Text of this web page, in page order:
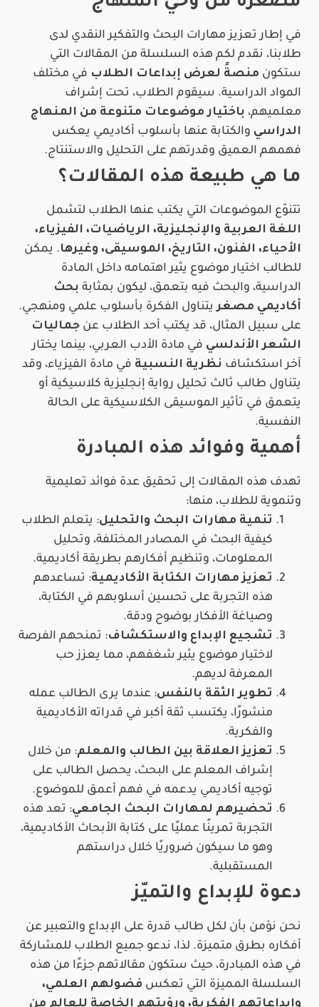
في إطار تعزيز مهارات البحث والتفكير النقدي لدى
طلابنا، نقدم لكم هذه السلسلة من المقالات التي
ستكون منصةً لعرض إبداعات الطلاب في مختلف
المواد الدراسية. سيقوم الطلاب، تحت إشراف
معلميهم، باختيار موضوعات متنوعة من المنهاج
الدراسي والكتابة عنها بأسلوب أكاديمي يعكس
فهمهم العميق وقدرتهم على التحليل والاستنتاج.
ما هي طبيعة هذه المقالات؟
تتنوّع الموضوعات التي يكتب عنها الطلاب لتشمل
اللغة العربية والإنجليزية، الرياضيات، الفيزياء،
الأحياء، الفنون، التاريخ، الموسيقى، وغيرها. يمكن
للطالب اختيار موضوع يثير اهتمامه داخل المادة
الدراسية، والبحث فيه بتعمق، ليكون بمثابة بحث
أكاديمي مصغريتناول الفكرة بأسلوب علمي ومنهجي.
على سبيل المثال، قد يكتب أحد الطلاب عن جماليات
الشعر الأندلسي في مادة الأدب العربي، بينما يختار
آخر استكشاف نظرية النسبية في مادة الفيزياء، وقد
يتناول طالب ثالث تحليل رواية إنجليزية كلاسيكية أو
يتعمق في تأثير الموسيقى الكلاسيكية على الحالة
النفسية.
أهمية وفوائد هذه المبادرة
تهدف هذه المقالات إلى تحقيق عدة فوائد تعليمية
وتنموية للطلاب، منها:
تنمية مهارات البحث والتحليل: يتعلم الطلاب
كيفية البحث في المصادر المختلفة، وتحليل
المعلومات، وتنظيم أفكارهم بطريقة أكاديمية.
تعزيز مهارات الكتابة الأكاديمية: تساعدهم
هذه التجربة على تحسين أسلوبهم في الكتابة،
وصياغة الأفكار بوضوح ودقة.
تشجيع الإبداع والاستكشاف: تمنحهم الفرصة
لاختيار موضوع يثير شغفهم، مما يعزز حب
المعرفة لديهم.
تطوير الثقة بالنفس: عندما يرى الطالب عمله
منشورًا، يكتسب ثقة أكبر في قدراته الأكاديمية
والفكرية.
تعزيز العلاقة بين الطالب والمعلم: من خلال
إشراف المعلم على البحث، يحصل الطالب على
توجيه أكاديمي يدعمه في فهم أعمق للموضوع.
تحضيرهم لمهارات البحث الجامعي: تعد هذه
التجربة تمرينًا عمليًا على كتابة الأبحاث الأكاديمية،
وهو ما سيكون ضروريًا خلال دراستهم
المستقبلية.
دعوة للإبداع والتميّز
نحن نؤمن بأن لكل طالب قدرة على الإبداع والتعبير عن
أفكاره بطرق متميزة. لذا، ندعو جميع الطلاب للمشاركة
في هذه المبادرة، حيث ستكون مقالاتهم جزءًا من هذه
السلسلة المميزة التي تعكس فضولهم العلمي،
وإبداعاتهم الفكرية، ورؤيتهم الخاصة للعالم من